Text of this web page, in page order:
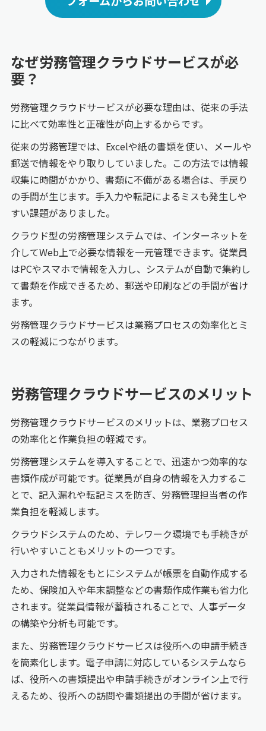
なぜ労務管理クラウドサービスが必
要？
労務管理クラウドサービスが必要な理由は、従来の手法
に比べて効率性と正確性が向上するからです。
従来の労務管理では、Excelや紙の書類を使い、メールや
郵送で情報をやり取りしていました。この方法では情報
収集に時間がかかり、書類に不備がある場合は、手戻り
の手間が生じます。手入力や転記によるミスも発生しや
すい課題がありました。
クラウド型の労務管理システムでは、インターネットを
介してWeb上で必要な情報を一元管理できます。従業員
はPCやスマホで情報を入力し、システムが自動で集約し
て書類を作成できるため、郵送や印刷などの手間が省け
ます。
労務管理クラウドサービスは業務プロセスの効率化とミ
スの軽減につながります。
労務管理クラウドサービスのメリット
労務管理クラウドサービスのメリットは、業務プロセス
の効率化と作業負担の軽減です。
労務管理システムを導入することで、迅速かつ効率的な
書類作成が可能です。従業員が自身の情報を入力するこ
とで、記入漏れや転記ミスを防ぎ、労務管理担当者の作
業負担を軽減します。
クラウドシステムのため、テレワーク環境でも手続きが
行いやすいこともメリットの一つです。
入力された情報をもとにシステムが帳票を自動作成する
ため、保険加入や年末調整などの書類作成作業も省力化
されます。従業員情報が蓄積されることで、人事データ
の構築や分析も可能です。
また、労務管理クラウドサービスは役所への申請手続き
を簡素化します。電子申請に対応しているシステムなら
ば、役所への書類提出や申請手続きがオンライン上で行
えるため、役所への訪問や書類提出の手間が省けます。